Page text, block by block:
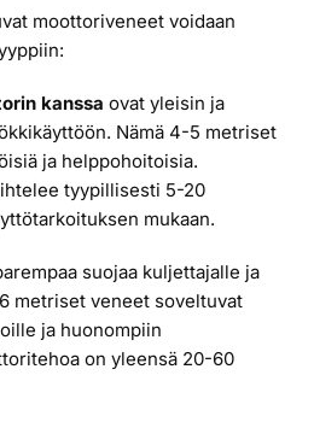
moottoriveneet voidaan
kanssa ovat yleisin ja
Nämä 4-5 metriset
ja helppohoitoisia.
tyypillisesti 5-20
mukaan.
suojaa kuljettajalle ja
metriset veneet soveltuvat
ja huonompiin
on yleensä 20-60